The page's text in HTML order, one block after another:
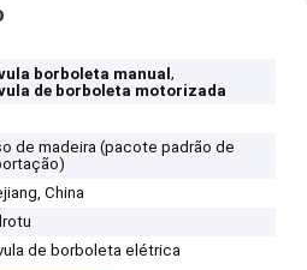
borboleta manual,
de borboleta motorizada
de madeira (pacote padrão de
China
de borboleta elétrica